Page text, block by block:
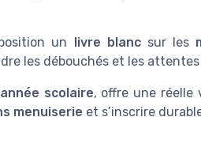
un livre blancsur les
les débouchés et les
année scolaire, offre une réelle
menuiserie et s’inscrire